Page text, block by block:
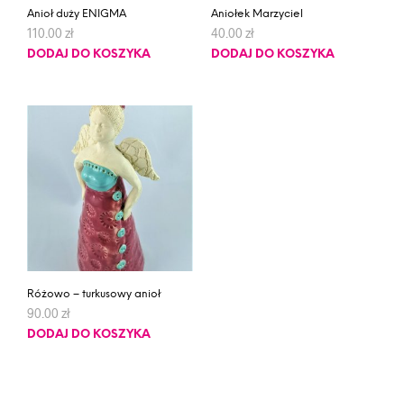
Anioł duży ENIGMA
110.00 zł
DODAJ DO KOSZYKA
Aniołek Marzyciel
40.00 zł
DODAJ DO KOSZYKA
Różowo – turkusowy anioł
90.00 zł
DODAJ DO KOSZYKA